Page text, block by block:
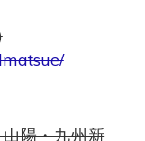
陽・九州新